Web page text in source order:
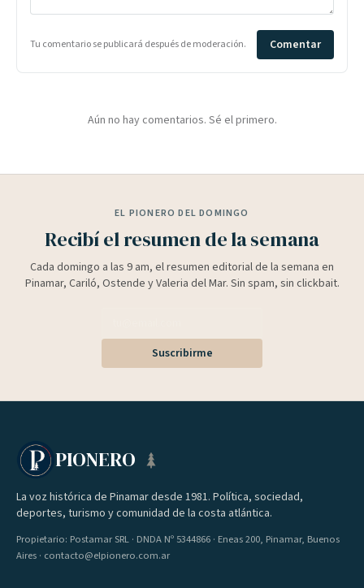
Tu comentario se publicará después de moderación. Comentar
Aún no hay comentarios. Sé el primero.
EL PIONERO DEL DOMINGO
Recibí el resumen de la semana
Cada domingo a las 9 am, el resumen editorial de la semana en
Pinamar, Cariló, Ostende y Valeria del Mar. Sin spam, sin clickbait.
Suscribirme
PIONERO
La voz histórica de Pinamar desde 1981. Política, sociedad,
deportes, turismo y comunidad de la costa atlántica.
Propietario: Postamar SRL · DNDA Nº 5344866 · Eneas 200, Pinamar, Buenos
Aires · contacto@elpionero.com.ar